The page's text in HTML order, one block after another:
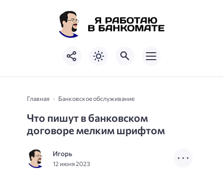
Главная Банковское обслуживание
Что пишут в банковском
договоре мелким шрифтом
Игорь
12 июня 2023